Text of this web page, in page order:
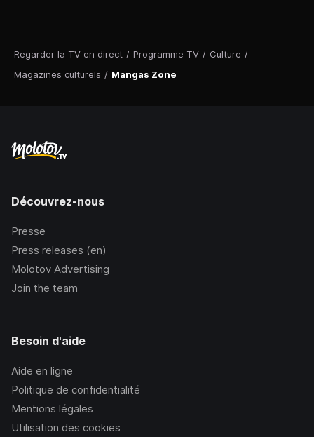
Regarder la TV en direct / Programme TV / Culture /
Magazines culturels / Mangas Zone
Découvrez-nous
Presse
Press releases (en)
Molotov Advertising
Join the team
Besoin d'aide
Aide en ligne
Politique de confidentialité
Mentions légales
Utilisation des cookies